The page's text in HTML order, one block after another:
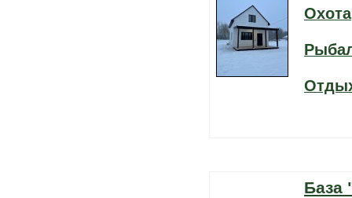
Охота
База